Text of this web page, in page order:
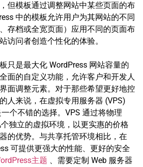
但模板通过调整网站中某些页面的布
中的模板允许用户为其网站的不同
存档或全宽页面）应用不同的页面布
访问者创造个性化的体验。
只是最大化 WordPress 网站容量的
面的自定义功能，允许客户和开发人
面调整元素。对于那些希望更好地控
人来说，在虚拟专用服务器 (VPS)
个不错的选择。VPS 通过将物理
独立的虚拟环境，以更实惠的价格
的优势。与共享托管环境相比，在
可提供更强大的性能、更好的安全
主题 、需要定制 Web 服务器